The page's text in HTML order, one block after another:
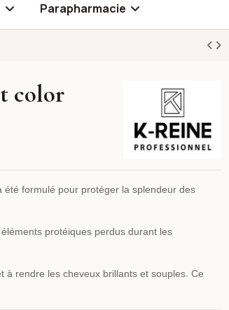
Parapharmacie
color
formulé pour protéger la splendeur des
protéiques perdus durant les
à rendre les cheveux brillants et souples. Ce